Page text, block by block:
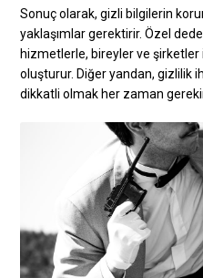
Sonuç olarak, gizli bilgilerin
yaklaşımlar gerektirir. Özel
hizmetlerle, bireyler ve şirketler
oluşturur. Diğer yandan, gizlilik
dikkatli olmak her zaman